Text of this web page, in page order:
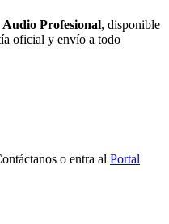
Audio Profesional, disponible
oficial y envío a todo
o entra al Portal